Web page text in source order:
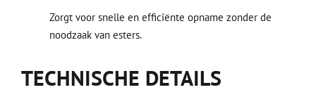
Zorgt voor snelle en efficiënte opname zonder de
noodzaak van esters.
TECHNISCHE DETAILS